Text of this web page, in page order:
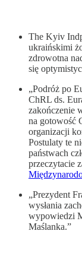
The Kyiv
ukraińskimi
zdrowotna
się
„Podróż po
ChRL ds.
zakończenie
na gotowość
organizacji
Postulaty te
państwach
przeczytacie
„Prezydent
wysłania
wypowiedzi
Maślanka.”